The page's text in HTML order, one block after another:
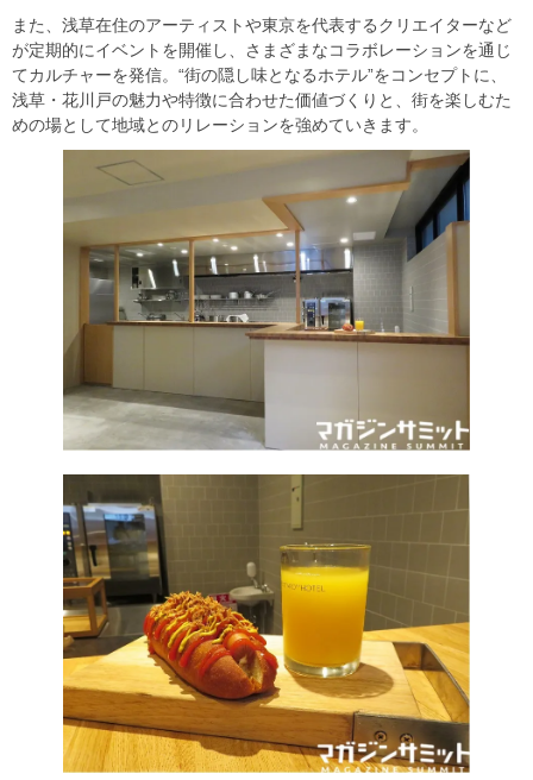
また、浅草在住のアーティストや東京を代表するクリエイターなど
が定期的にイベントを開催し、さまざまなコラボレーションを通じ
てカルチャーを発信。“街の隠し味となるホテル”をコンセプトに、
浅草・花川戸の魅力や特徴に合わせた価値づくりと、街を楽しむた
めの場として地域とのリレーションを強めていきます。